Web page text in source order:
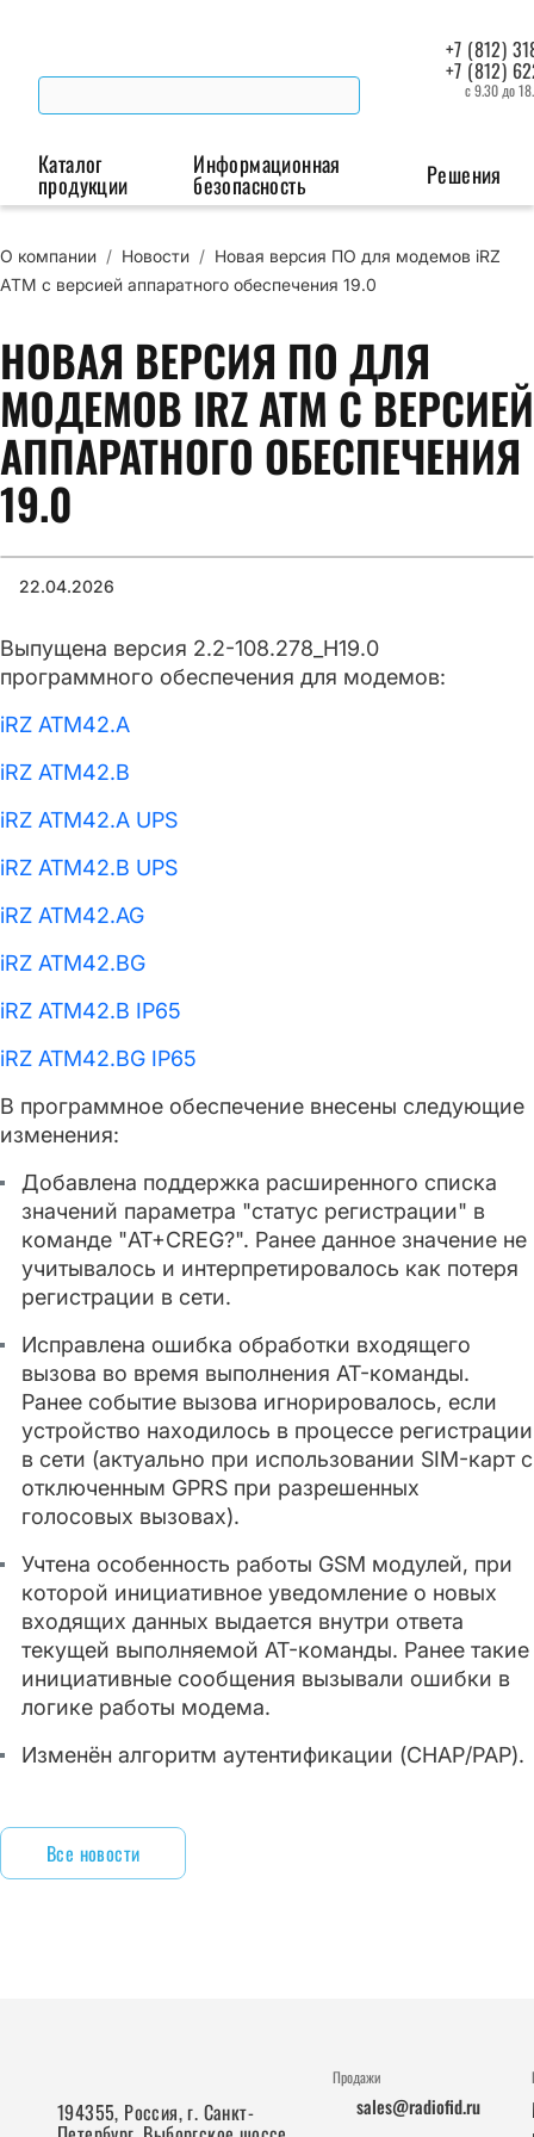
+7 (812)
+7 (812)
с 9.30 до
Каталог
продукции
Беспроводная связь
Роутеры
Промышленные
контроллеры
Промышленная автоматизация
интерфейсов
Информационная
безопасность Решения
О компании / Новости / Новая версия ПО для модемов iRZ
ATM с версией аппаратного обеспечения 19.0
НОВАЯ ВЕРСИЯ ПО ДЛЯ
МОДЕМОВ IRZ ATM С ВЕРСИЕЙ
АППАРАТНОГО ОБЕСПЕЧЕНИЯ
19.0
22.04.2026
Выпущена версия 2.2-108.278_H19.0
программного обеспечения для модемов:
iRZ ATM42.A
iRZ ATM42.B
iRZ ATM42.A UPS
iRZ ATM42.B UPS
iRZ ATM42.AG
iRZ ATM42.BG
iRZ ATM42.B IP65
iRZ ATM42.BG IP65
В программное обеспечение внесены следующие
изменения:
Добавлена поддержка расширенного списка
значений параметра "статус регистрации" в
команде "AT+CREG?". Ранее данное значение не
учитывалось и интерпретировалось как потеря
регистрации в сети.
Исправлена ошибка обработки входящего
вызова во время выполнения AT-команды.
Ранее событие вызова игнорировалось, если
устройство находилось в процессе регистрации
в сети (актуально при использовании SIM-карт с
отключенным GPRS при разрешенных
голосовых вызовах).
Учтена особенность работы GSM модулей, при
которой инициативное уведомление о новых
входящих данных выдается внутри ответа
текущей выполняемой AT-команды. Ранее такие
инициативные сообщения вызывали ошибки в
логике работы модема.
Изменён алгоритм аутентификации (CHAP/PAP).
Все новости
194355, Россия, г. Санкт-
Продажи
sales@radiofid.ru